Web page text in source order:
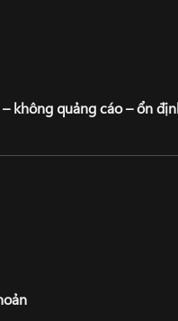
không quảng cáo – ổn